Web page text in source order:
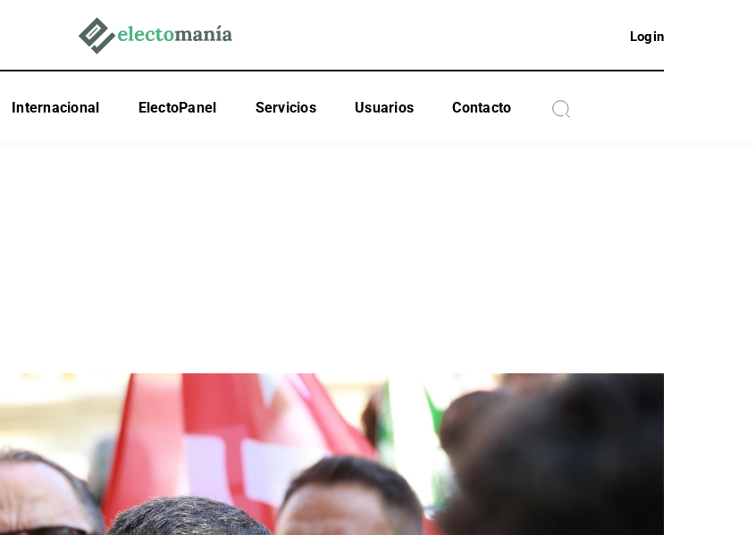
Login
Internacional ElectoPanel Servicios Usuarios Contacto